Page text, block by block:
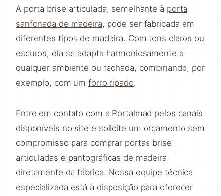
A porta brise articulada, semelhante à porta
sanfonada de madeira, pode ser fabricada em
diferentes tipos de madeira. Com tons claros ou
escuros, ela se adapta harmoniosamente a
qualquer ambiente ou fachada, combinando, por
exemplo, com um forro ripado.
Entre em contato com a Portalmad pelos canais
disponíveis no site e solicite um orçamento sem
compromisso para comprar portas brise
articuladas e pantográficas de madeira
diretamente da fábrica. Nossa equipe técnica
especializada está à disposição para oferecer